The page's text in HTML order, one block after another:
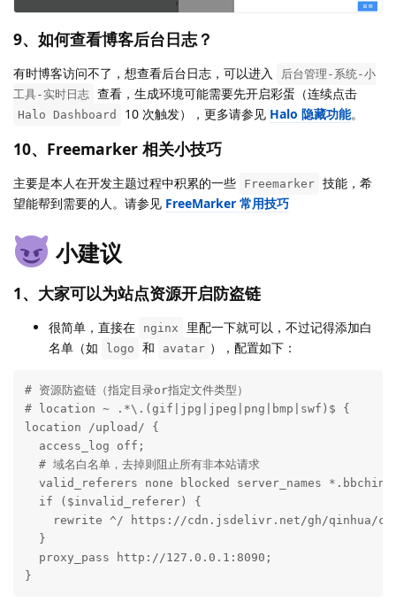
9、如何查看博客后台日志？
有时博客访问不了，想查看后台日志，可以进入
后台管理-系统-小
工具-实时日志 查看，生成环境可能需要先开启彩蛋（连续点击
Halo Dashboard 10 次触发），更多请参见 Halo 隐藏功能。
10、Freemarker 相关小技巧
主要是本人在开发主题过程中积累的一些 Freemarker 技能，希
望能帮到需要的人。请参见 FreeMarker 常用技巧
小建议
1、大家可以为站点资源开启防盗链
很简单，直接在 nginx
里配一下就可以，不过记得添加白
名单（如
logo 和 avatar ），配置如下：
# 资源防盗链（指定目录or指定文件类型）
# location ~ .*\.(gif|jpg|jpeg|png|bmp|swf)$ {
location /upload/ {
  access_log off;
  # 域名白名单，去掉则阻止所有非本站请求
valid_referers none blocked server_names
  if ($invalid_referer) {
rewrite ^/ https://cdn.jsdelivr.net/gh/qinhua/
  }
  proxy_pass http://127.0.0.1:8090;
}